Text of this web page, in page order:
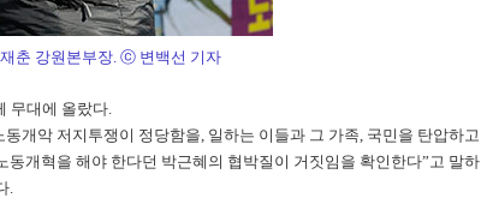
춘 강원본부장. ⓒ 변백선 기자
무대에 올랐다.
개악 저지투쟁이 정당함을, 일하는 이들과 그 가족, 국민을 탄압하고
개혁을 해야 한다던 박근혜의 협박질이 거짓임을 확인한다”고 말하
.